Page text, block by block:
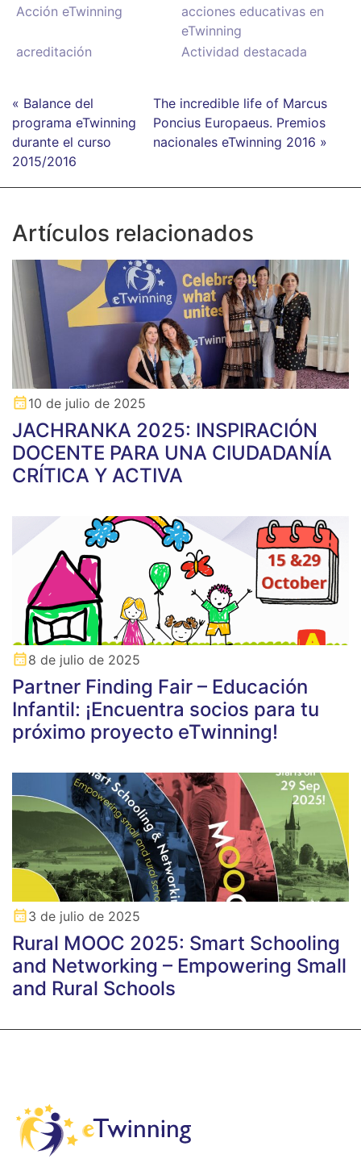
Acción eTwinning
acciones educativas en
eTwinning
acreditación
Actividad destacada
« Balance del
programa eTwinning
durante el curso
2015/2016
The incredible life of Marcus
Poncius Europaeus. Premios
nacionales eTwinning 2016 »
Artículos relacionados
10 de julio de 2025
JACHRANKA 2025: INSPIRACIÓN
DOCENTE PARA UNA CIUDADANÍA
CRÍTICA Y ACTIVA
8 de julio de 2025
Partner Finding Fair – Educación
Infantil: ¡Encuentra socios para tu
próximo proyecto eTwinning!
3 de julio de 2025
Rural MOOC 2025: Smart Schooling
and Networking – Empowering Small
and Rural Schools